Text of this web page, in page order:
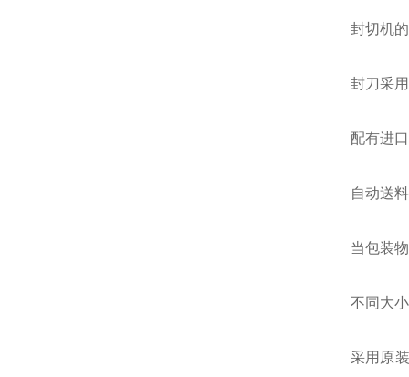
封切机的
封刀采用美
配有进口检
自动送料，
当包装物
不同大小
采用原装“